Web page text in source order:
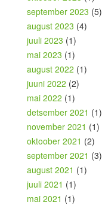
september 2023 (5)
august 2023 (4)
juuli 2023 (1)
mai 2023 (1)
august 2022 (1)
juuni 2022 (2)
mai 2022 (1)
detsember 2021 (1)
november 2021 (1)
oktoober 2021 (2)
september 2021 (3)
august 2021 (1)
juuli 2021 (1)
mai 2021 (1)